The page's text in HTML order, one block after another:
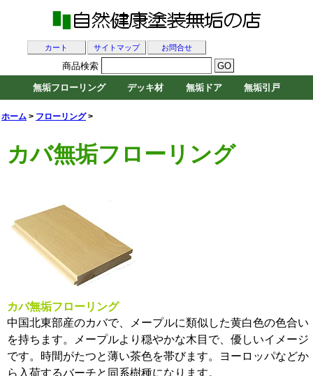
ホーム > フローリング>
カバ無垢フローリング
カバ無垢フローリング
中国北東部産のカバで、メープルに類似した黄白色の色合い
を持ちます。メープルより穏やかな木目で、優しいイメージ
です。時間がたつと薄い茶色を帯びます。ヨーロッパなどか
ら入荷するバーチと同系樹種になります。
カート サイトマップ お問合せ
商品検索
無垢フローリング デッキ材 無垢ドア 無垢引戸